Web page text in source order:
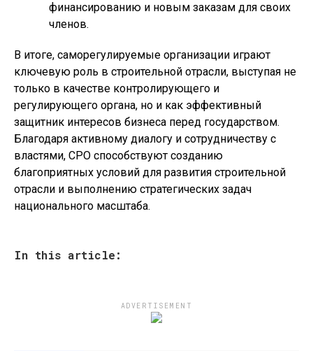
финансированию и новым заказам для своих
членов.
В итоге, саморегулируемые организации играют
ключевую роль в строительной отрасли, выступая не
только в качестве контролирующего и
регулирующего органа, но и как эффективный
защитник интересов бизнеса перед государством.
Благодаря активному диалогу и сотрудничеству с
властями, СРО способствуют созданию
благоприятных условий для развития строительной
отрасли и выполнению стратегических задач
национального масштаба.
In this article:
ADVERTISEMENT